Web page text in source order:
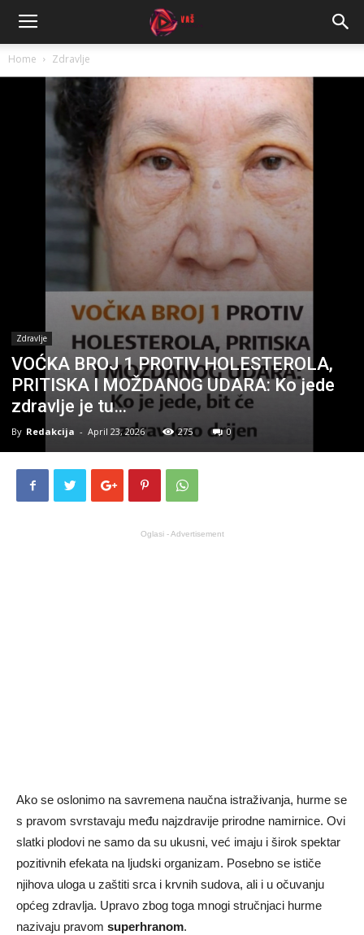
Home Zdravlje
Zdravlje
VOĆKA BROJ 1 PROTIV HOLESTEROLA,
PRITISKA I MOŽDANOG UDARA: Ko jede
zdravlje je tu…
By Redakcija - April 23, 2026 275 0
Oglasi - Advertisement
Ako se oslonimo na savremena naučna istraživanja, hurme se
s pravom svrstavaju među najzdravije prirodne namirnice. Ovi
slatki plodovi ne samo da su ukusni, već imaju i širok spektar
pozitivnih efekata na ljudski organizam. Posebno se ističe
njihova uloga u zaštiti srca i krvnih sudova, ali i u očuvanju
općeg zdravlja. Upravo zbog toga mnogi stručnjaci hurme
nazivaju pravom superhranom.